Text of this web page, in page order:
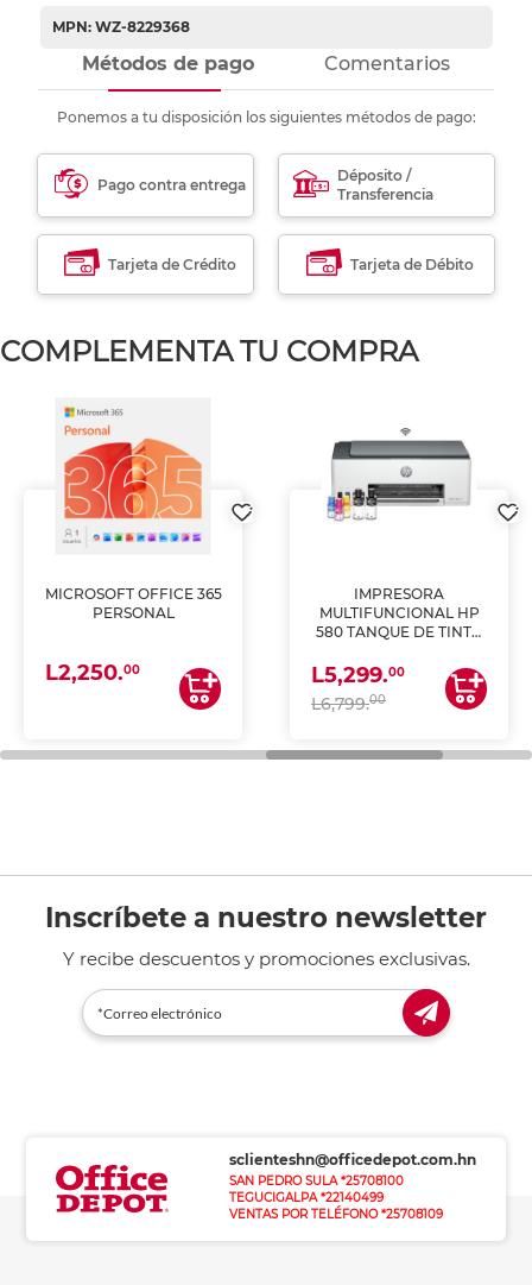
MPN: WZ-8229368
Métodos de pago Comentarios
Ponemos a tu disposición los siguientes métodos de pago:
Pago contra entrega
Déposito /
Transferencia
Tarjeta de Crédito Tarjeta de Débito
COMPLEMENTA TU COMPRA
MICROSOFT OFFICE 365
PERSONAL
L2,250.00
IMPRESORA
MULTIFUNCIONAL HP
580 TANQUE DE TINTA
ESCANEA)
L5,299.00
L6,799.00
Inscríbete a nuestro newsletter
Y recibe descuentos y promociones exclusivas.
sclienteshn@officedepot.com.hn
SAN PEDRO SULA *25708100
TEGUCIGALPA *22140499
VENTAS POR TELÉFONO *25708109